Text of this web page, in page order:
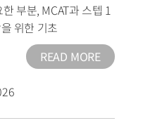
한 부분, MCAT과 스텝 1
위한 기초
READ MORE